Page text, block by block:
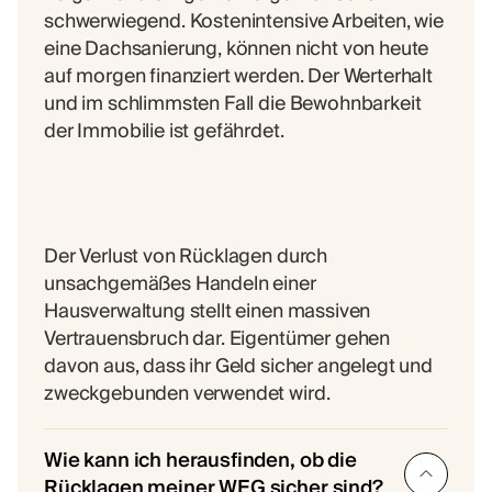
schwerwiegend. Kostenintensive Arbeiten, wie
eine Dachsanierung, können nicht von heute
auf morgen finanziert werden. Der Werterhalt
und im schlimmsten Fall die Bewohnbarkeit
der Immobilie ist gefährdet.
Der Verlust von Rücklagen durch
unsachgemäßes Handeln einer
Hausverwaltung stellt einen massiven
Vertrauensbruch dar. Eigentümer gehen
davon aus, dass ihr Geld sicher angelegt und
zweckgebunden verwendet wird.
Wie kann ich herausfinden, ob die